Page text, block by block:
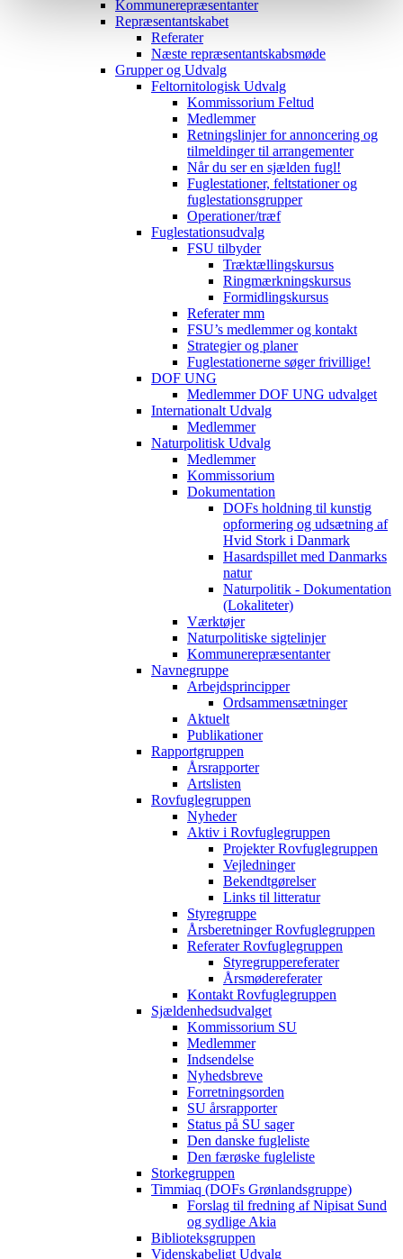
Kommunerepræsentanter
Repræsentantskabet
Referater
Næste repræsentantskabsmøde
Grupper og Udvalg
Feltornitologisk Udvalg
Kommissorium Feltud
Medlemmer
Retningslinjer for annoncering og
tilmeldinger til arrangementer
Når du ser en sjælden fugl!
Fuglestationer, feltstationer og
fuglestationsgrupper
Operationer/træf
Fuglestationsudvalg
FSU tilbyder
Træktællingskursus
Ringmærkningskursus
Formidlingskursus
Referater mm
FSU’s medlemmer og kontakt
Strategier og planer
Fuglestationerne søger frivillige!
DOF UNG
Medlemmer DOF UNG udvalget
Internationalt Udvalg
Medlemmer
Naturpolitisk Udvalg
Medlemmer
Kommissorium
Dokumentation
DOFs holdning til kunstig
opformering og udsætning af
Hvid Stork i Danmark
Hasardspillet med Danmarks
natur
Naturpolitik - Dokumentation
(Lokaliteter)
Værktøjer
Naturpolitiske sigtelinjer
Kommunerepræsentanter
Navnegruppe
Arbejdsprincipper
Ordsammensætninger
Aktuelt
Publikationer
Rapportgruppen
Årsrapporter
Artslisten
Rovfuglegruppen
Nyheder
Aktiv i Rovfuglegruppen
Projekter Rovfuglegruppen
Vejledninger
Bekendtgørelser
Links til litteratur
Styregruppe
Årsberetninger Rovfuglegruppen
Referater Rovfuglegruppen
Styregruppereferater
Årsmødereferater
Kontakt Rovfuglegruppen
Sjældenhedsudvalget
Kommissorium SU
Medlemmer
Indsendelse
Nyhedsbreve
Forretningsorden
SU årsrapporter
Status på SU sager
Den danske fugleliste
Den færøske fugleliste
Storkegruppen
Timmiaq (DOFs Grønlandsgruppe)
Forslag til fredning af Nipisat Sund
og sydlige Akia
Biblioteksgruppen
Videnskabeligt Udvalg